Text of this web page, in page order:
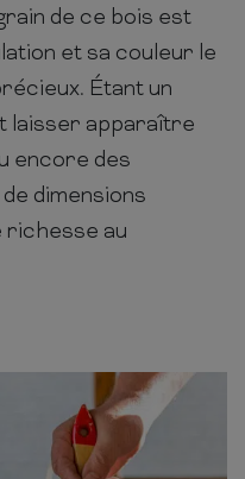
de ce bois est
et sa couleur le
Étant un
laisser apparaître
encore des
dimensions
richesse au